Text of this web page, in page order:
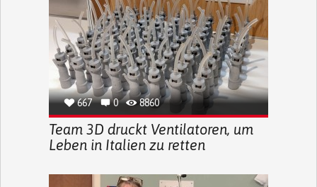
667 0 8860
Team 3D druckt Ventilatoren, um
Leben in Italien zu retten